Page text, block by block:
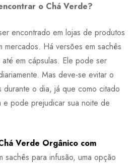
o Chá Verde?
encontrado em lojas de produtos
mercados. Há versões em sachês
em cápsulas. Ele pode ser
Mas deve-se evitar o
durante o dia, já que como citado
e pode prejudicar sua noite de
Verde Orgânico com
sachês para infusão, uma opção